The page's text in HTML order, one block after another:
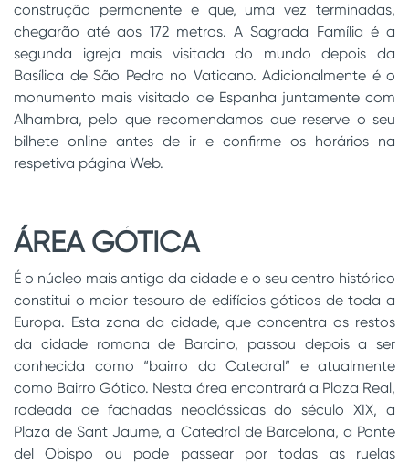
construção permanente e que, uma vez terminadas,
chegarão até aos 172 metros. A Sagrada Família é a
segunda igreja mais visitada do mundo depois da
Basílica de São Pedro no Vaticano. Adicionalmente é o
monumento mais visitado de Espanha juntamente com
Alhambra, pelo que recomendamos que reserve o seu
bilhete online antes de ir e confirme os horários na
respetiva página Web.
ÁREA GÓTICA
É o núcleo mais antigo da cidade e o seu centro histórico
constitui o maior tesouro de edifícios góticos de toda a
Europa. Esta zona da cidade, que concentra os restos
da cidade romana de Barcino, passou depois a ser
conhecida como “bairro da Catedral” e atualmente
como Bairro Gótico. Nesta área encontrará a Plaza Real,
rodeada de fachadas neoclássicas do século XIX, a
Plaza de Sant Jaume, a Catedral de Barcelona, a Ponte
del Obispo ou pode passear por todas as ruelas